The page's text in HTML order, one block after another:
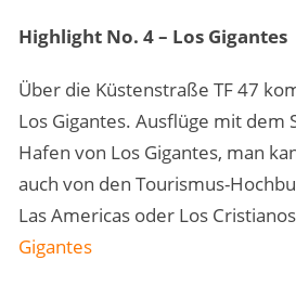
Highlight No. 4 – Los Gigantes
Über die Küstenstraße TF 47
Los Gigantes. Ausflüge mit dem
Hafen von Los Gigantes, man
auch von den Tourismus-
Las Americas oder Los
Gigantes